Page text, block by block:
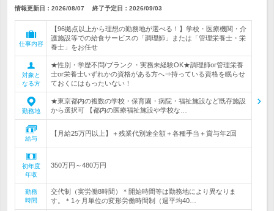
情報更新日：2026/08/07 終了予定日： 2026/09/03
仕事内容
【96拠点以上から理想の勤務地が選べる！】学校・医療機関・介
護施設等での給食サービスの「調理師」または「管理栄養士・栄
養士」をお任せ
対象と
なる方
★性別・学歴不問/ブランク・実務未経験OK★調理師or管理栄養
士or栄養士いずれかの資格がある方へ⇒持っている資格を眠らせ
ておくにはもったいない！
勤務地
★東京都内の複数の学校・保育園・病院・福祉施設など既存施設
から選択可 【都内の医療福祉施設や学校な…
給与
【月給25万円以上】＋残業代別途全額＋各種手当＋賞与年2回
初年度
年収
350万円～480万円
勤務
時間
交代制（実労働8時間）＊開始時間等は勤務地により異なりま
す。＊1ヶ月単位の変形労働時間制（週平均40…